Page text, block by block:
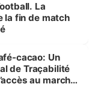
La
la fin de match
cacao: Un
de Traçabilité
au marché